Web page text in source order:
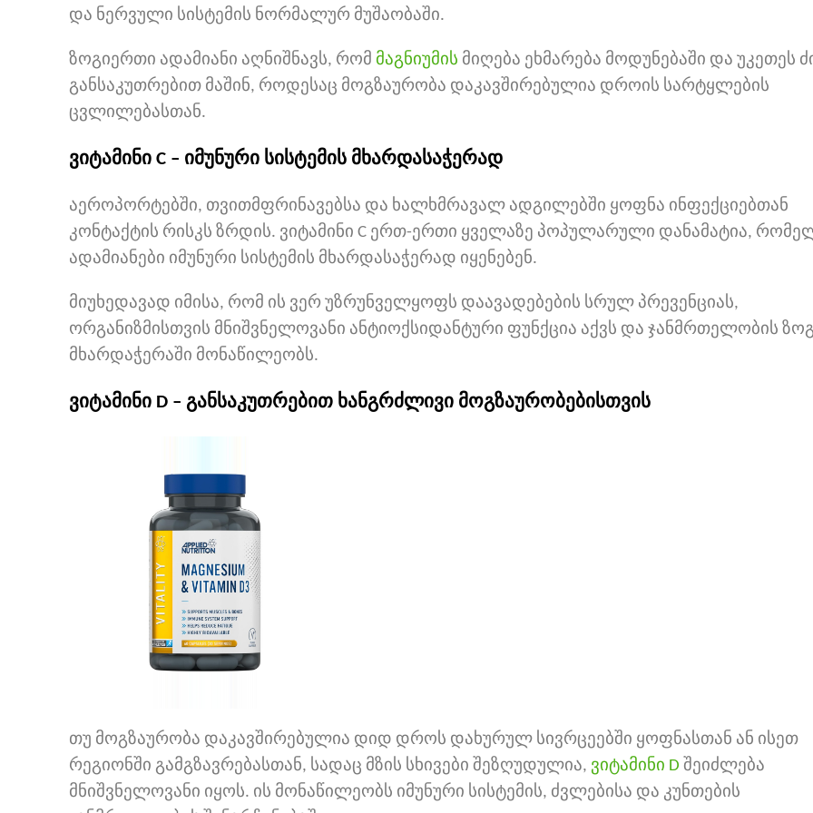
და ნერვული სისტემის ნორმალურ მუშაობაში.
ზოგიერთი ადამიანი აღნიშნავს, რომ მაგნიუმის მიღება ეხმარება მოდუნებაში და უკეთეს
განსაკუთრებით მაშინ, როდესაც მოგზაურობა დაკავშირებულია დროის სარტყლების
ცვლილებასთან.
ვიტამინი C – იმუნური სისტემის მხარდასაჭერად
აეროპორტებში, თვითმფრინავებსა და ხალხმრავალ ადგილებში ყოფნა ინფექციებთან
კონტაქტის რისკს ზრდის. ვიტამინი C ერთ-ერთი ყველაზე პოპულარული დანამატია,
ადამიანები იმუნური სისტემის მხარდასაჭერად იყენებენ.
მიუხედავად იმისა, რომ ის ვერ უზრუნველყოფს დაავადებების სრულ პრევენციას,
ორგანიზმისთვის მნიშვნელოვანი ანტიოქსიდანტური ფუნქცია აქვს და ჯანმრთელობის
მხარდაჭერაში მონაწილეობს.
ვიტამინი D – განსაკუთრებით ხანგრძლივი მოგზაურობებისთვის
თუ მოგზაურობა დაკავშირებულია დიდ დროს დახურულ სივრცეებში ყოფნასთან ან ისეთ
რეგიონში გამგზავრებასთან, სადაც მზის სხივები შეზღუდულია, ვიტამინი D შეიძლება
მნიშვნელოვანი იყოს. ის მონაწილეობს იმუნური სისტემის, ძვლებისა და კუნთების